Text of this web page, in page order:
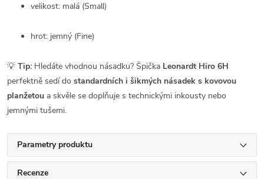
velikost: malá (Small)
hrot: jemný (Fine)
💡 Tip: Hledáte vhodnou násadku? Špička Leonardt Hiro 6H
perfektně sedí do standardních i šikmých násadek s kovovou
planžetou a skvěle se doplňuje s technickými inkousty nebo
jemnými tušemi.
Parametry produktu
Recenze